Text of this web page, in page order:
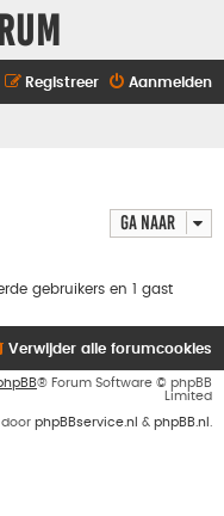
Aanmelden
Registreer
Ga naar
gebruikers en 1 gast
Verwijder alle forumcookies
® Forum Software © phpBB
Limited
phpBBservice.nl & phpBB.nl .